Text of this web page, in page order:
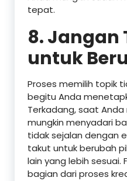
tepat.
8. Jangan
untuk
Proses memilih topik
begitu Anda
Terkadang, saat Anda
mungkin menyadari
tidak sejalan dengan
takut untuk berubah
lain yang lebih sesuai.
bagian dari proses